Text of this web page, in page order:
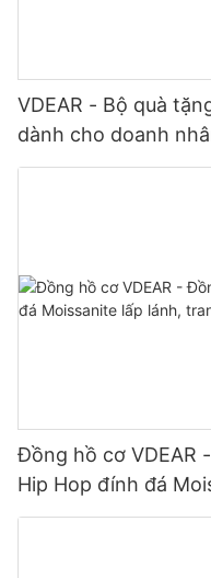
VDEAR - Bộ quà
dành cho doanh
kế đơn giản và đa
Đồng hồ cơ VDEAR
Hip Hop đính đá
cao cấp.